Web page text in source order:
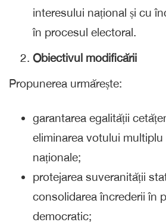
interesului național și cu
în procesul electoral.
Obiectivul modificării
Propunerea urmărește:
garantarea egalității
eliminarea votului multiplu
naționale;
protejarea suveranității
consolidarea încrederii în
democratic;